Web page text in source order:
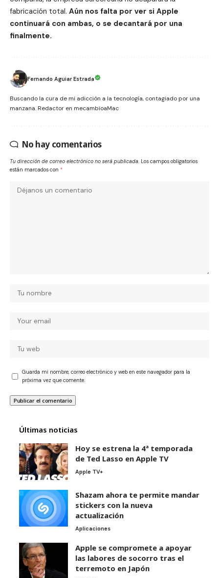
fabricación total. Aún nos falta por ver si Apple
continuará con ambas, o se decantará por una
finalmente.
Fernando Aguiar Estrada
Buscando la cura de mi adicción a la tecnología, contagiado por una
manzana. Redactor en mecambioaMac
No hay comentarios
Tu dirección de correo electrónico no será publicada. Los campos obligatorios
están marcados con *
Guarda mi nombre, correo electrónico y web en este navegador para la
próxima vez que comente.
Últimas noticias
Hoy se estrena la 4ª temporada
de Ted Lasso en Apple TV
Apple TV+
Shazam ahora te permite mandar
stickers con la nueva
actualización
Aplicaciones
Apple se compromete a apoyar
las labores de socorro tras el
terremoto en Japón